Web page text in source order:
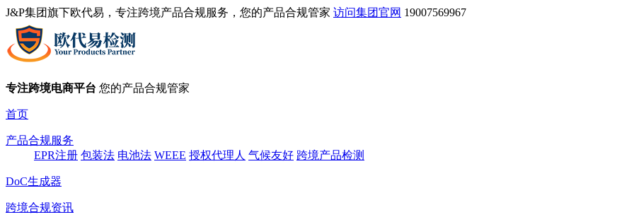
J&P集团旗下欧代易，专注跨境产品合规服务，您的产品合规管家 访问集团官网 19007569967
专注跨境电商平台 您的产品合规管家
首页
产品合规服务
EPR注册 包装法 电池法 WEEE 授权代理人 气候友好 跨境产品检测
DoC生成器
跨境合规资讯